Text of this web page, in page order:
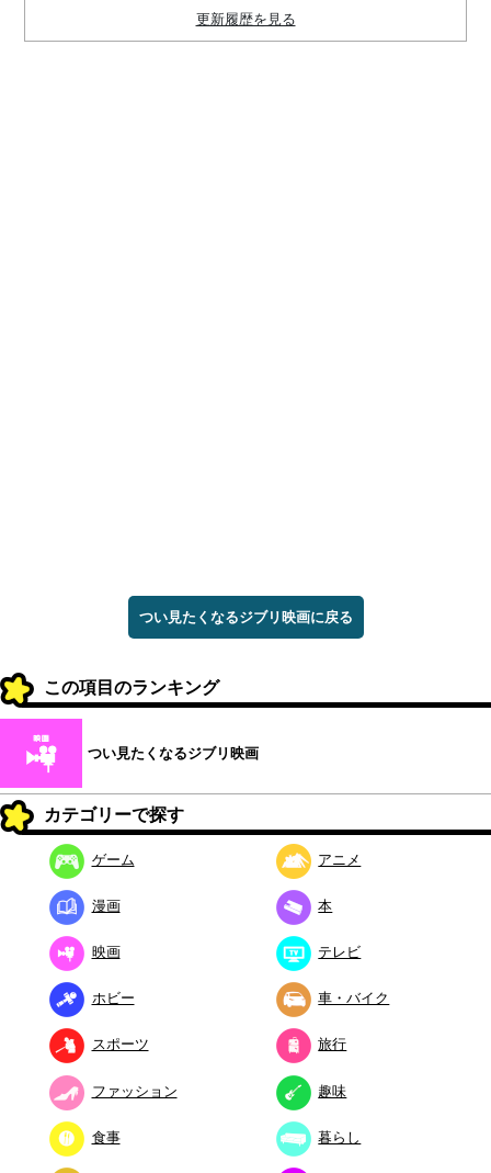
更新履歴を見る
つい見たくなるジブリ映画に戻る
この項目のランキング
つい見たくなるジブリ映画
カテゴリーで探す
ゲーム アニメ
漫画 本
映画 テレビ
ホビー 車・バイク
スポーツ 旅行
ファッション 趣味
食事 暮らし